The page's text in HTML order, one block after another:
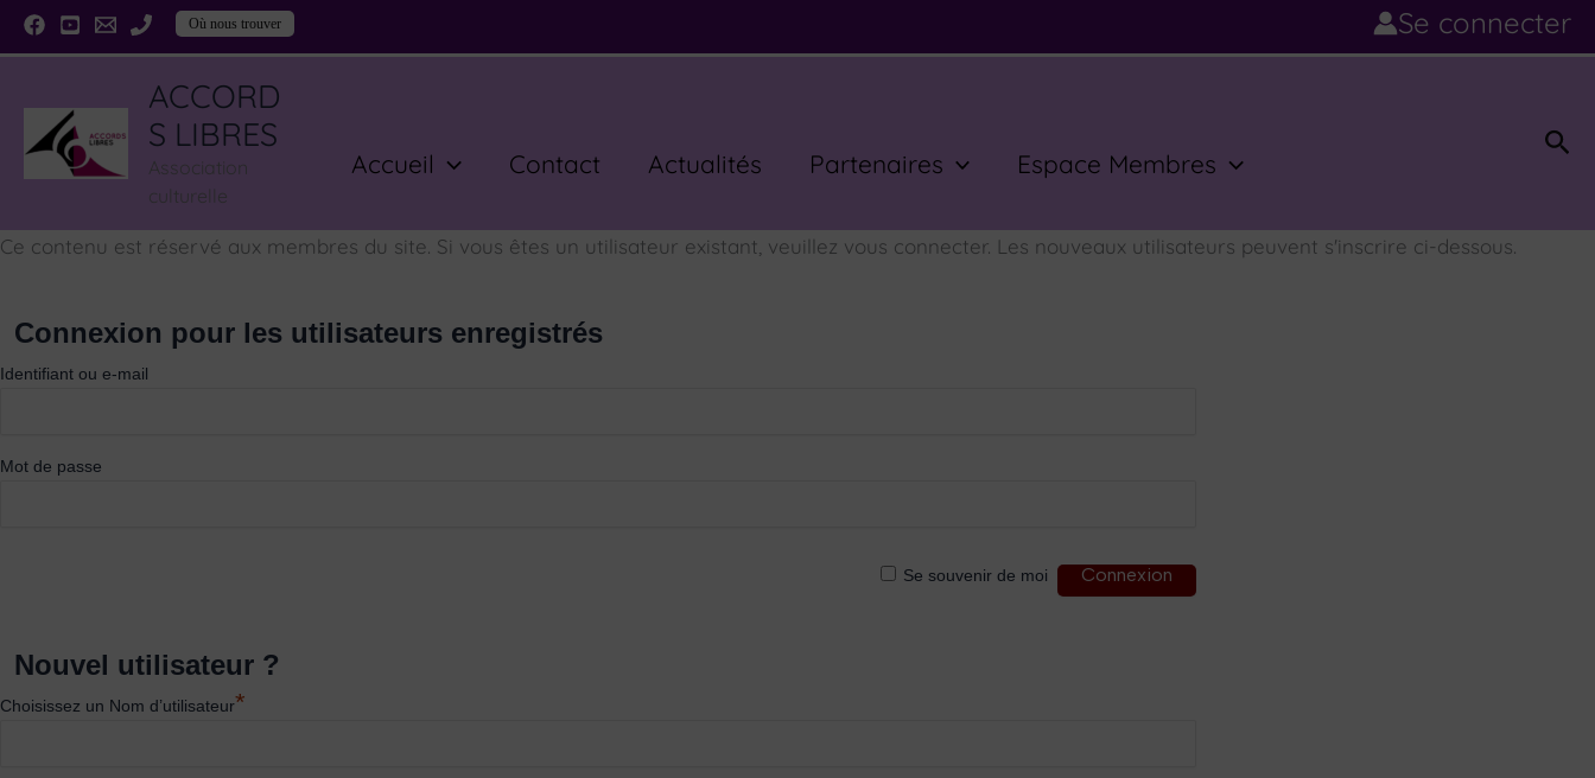
Aller
au
Où nous trouver Se connecter
ACCORD
S LIBRES
Association
culturelle
Accueil Contact Actualités Partenaires Espace Membres
Ce contenu est réservé aux membres du site. Si vous êtes un utilisateur existant, veuillez vous connecter. Les nouveaux utilisateurs peuvent s'inscrire ci-dessous.
Connexion pour les utilisateurs enregistrés
Identifiant ou e-mail
Mot de passe
Se souvenir de moi
Nouvel utilisateur ?
Choisissez un Nom d’utilisateur*